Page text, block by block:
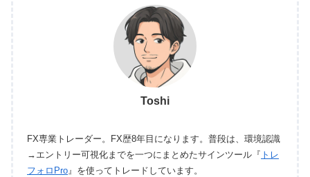
Toshi
FX専業トレーダー。FX歴8年目になります。普段は、環境認識
→エントリー可視化までを一つにまとめたサインツール『 トレ
フォロPro』を使ってトレードしています。